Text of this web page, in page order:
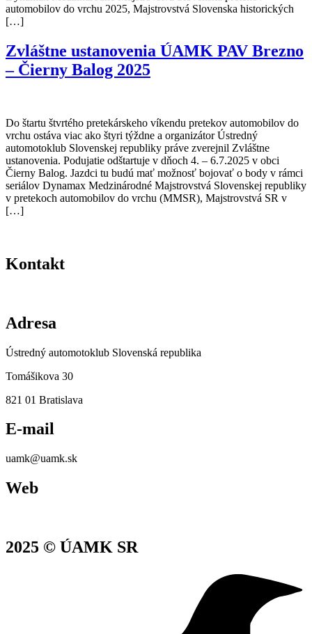
automobilov do vrchu 2025, Majstrovstvá Slovenska historických
[…]
Zvláštne ustanovenia ÚAMK PAV Brezno
– Čierny Balog 2025
Do štartu štvrtého pretekárskeho víkendu pretekov automobilov do
vrchu ostáva viac ako štyri týždne a organizátor Ústredný
automotoklub Slovenskej republiky práve zverejnil Zvláštne
ustanovenia. Podujatie odštartuje v dňoch 4. – 6.7.2025 v obci
Čierny Balog. Jazdci tu budú mať možnosť bojovať o body v rámci
seriálov Dynamax Medzinárodné Majstrovstvá Slovenskej republiky
v pretekoch automobilov do vrchu (MMSR), Majstrovstvá SR v
[…]
Kontakt
Adresa
Ústredný automotoklub Slovenská republika
Tomášikova 30
821 01 Bratislava
E-mail
uamk@uamk.sk
Web
2025 © ÚAMK SR